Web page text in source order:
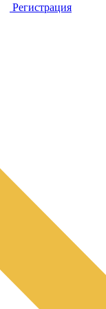
Регистрация